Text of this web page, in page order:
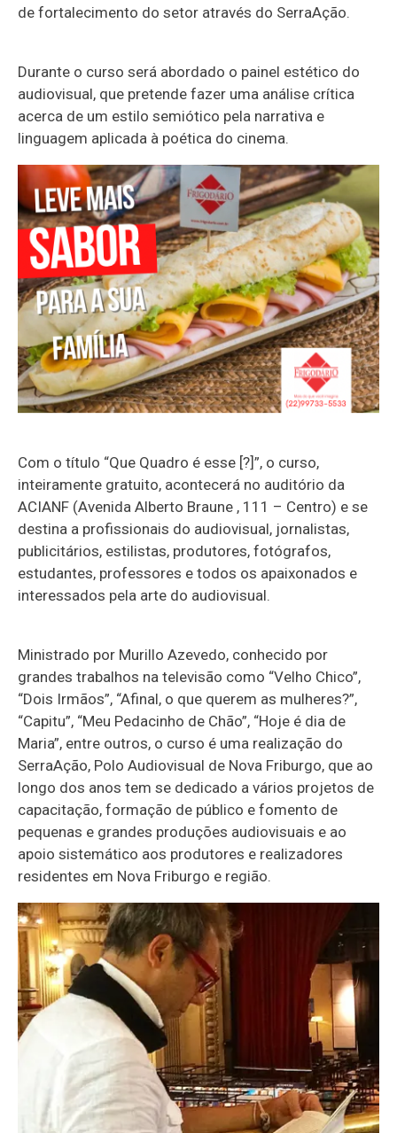
de fortalecimento do setor através do SerraAção.
Durante o curso será abordado o painel estético do
audiovisual, que pretende fazer uma análise crítica
acerca de um estilo semiótico pela narrativa e
linguagem aplicada à poética do cinema.
Com o título “Que Quadro é esse [?]”, o curso,
inteiramente gratuito, acontecerá no auditório da
ACIANF (Avenida Alberto Braune , 111 – Centro) e se
destina a profissionais do audiovisual, jornalistas,
publicitários, estilistas, produtores, fotógrafos,
estudantes, professores e todos os apaixonados e
interessados pela arte do audiovisual.
Ministrado por Murillo Azevedo, conhecido por
grandes trabalhos na televisão como “Velho Chico”,
“Dois Irmãos”, “Afinal, o que querem as mulheres?”,
“Capitu”, “Meu Pedacinho de Chão”, “Hoje é dia de
Maria”, entre outros, o curso é uma realização do
SerraAção, Polo Audiovisual de Nova Friburgo, que ao
longo dos anos tem se dedicado a vários projetos de
capacitação, formação de público e fomento de
pequenas e grandes produções audiovisuais e ao
apoio sistemático aos produtores e realizadores
residentes em Nova Friburgo e região.